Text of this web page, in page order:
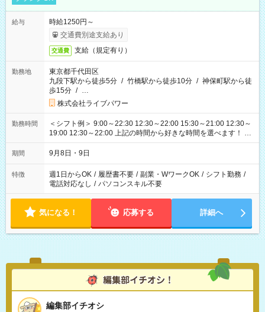
給与
時給1250円～
交通費別途支給あり
交通費 支給（規定有り）
勤務地
東京都千代田区
九段下駅から徒歩5分 / 竹橋駅から徒歩10分 / 神保町駅から徒
歩15分 / …
株式会社ライブパワー
勤務時間
＜シフト例＞ 9:00～22:30 12:30～22:00 15:30～21:00 12:30～
19:00 12:30～22:00 上記の時間から好きな時間を選べます！ ※
時間は変更となる可能性があります
期間 9月8日・9日
特徴 週1日からOK / 履歴書不要 / 副業・WワークOK / シフト勤務 /
電話対応なし / パソコンスキル不要
気になる！ 応募する 詳細へ
編集部イチオシ